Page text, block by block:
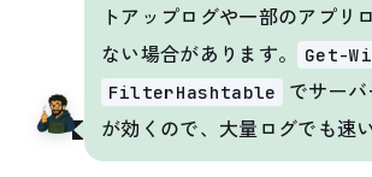
トアップログや一部のアプリ
ない場合があります。
Get-
FilterHashtable
でサー
が効くので、大量ログでも速